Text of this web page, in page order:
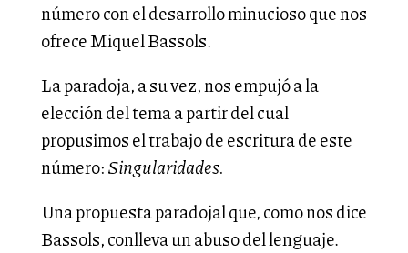
número con el desarrollo minucioso que nos
ofrece Miquel Bassols.
La paradoja, a su vez, nos empujó a la
elección del tema a partir del cual
propusimos el trabajo de escritura de este
número:Singularidades.
Una propuesta paradojal que, como nos dice
Bassols, conlleva un abuso del lenguaje.